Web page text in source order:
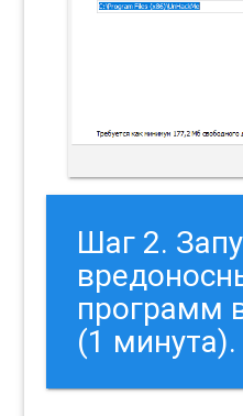
Шаг 2.
программ
(1 минута).